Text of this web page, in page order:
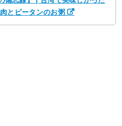
とピータンのお粥